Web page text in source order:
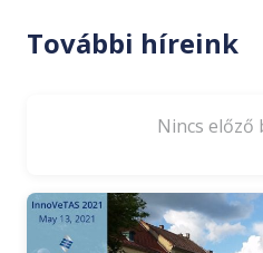
További híreink
Nincs előző